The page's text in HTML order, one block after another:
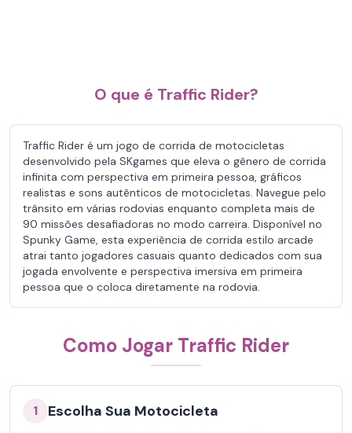
O que é Traffic Rider?
Traffic Rider é um jogo de corrida de motocicletas
desenvolvido pela SKgames que eleva o gênero de corrida
infinita com perspectiva em primeira pessoa, gráficos
realistas e sons autênticos de motocicletas. Navegue pelo
trânsito em várias rodovias enquanto completa mais de
90 missões desafiadoras no modo carreira. Disponível no
Spunky Game, esta experiência de corrida estilo arcade
atrai tanto jogadores casuais quanto dedicados com sua
jogada envolvente e perspectiva imersiva em primeira
pessoa que o coloca diretamente na rodovia.
Como Jogar Traffic Rider
1 Escolha Sua Motocicleta